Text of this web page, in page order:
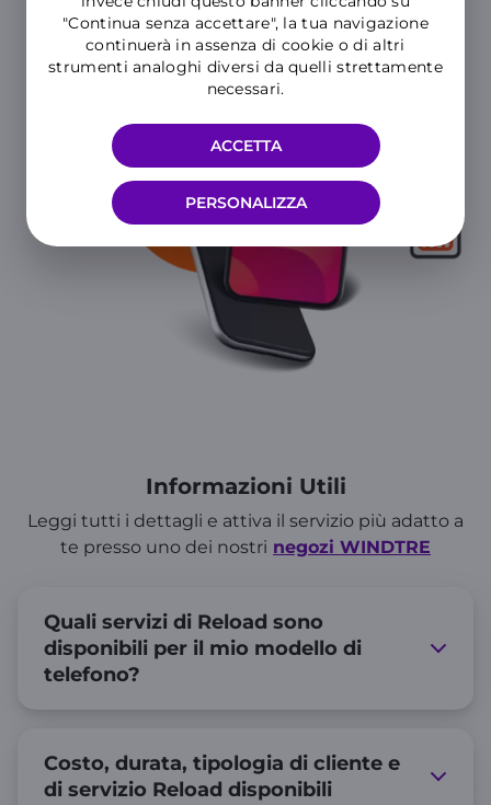
"Continua senza accettare", la tua navigazione
continuerà in assenza di cookie o di altri
strumenti analoghi diversi da quelli strettamente
necessari.
PERSONALIZZA
ACCETTA
Informazioni Utili
Leggi tutti i dettagli e attiva il servizio più adatto a
te presso uno dei nostri negozi WINDTRE
Quali servizi di Reload sono
disponibili per il mio modello di
telefono?
Costo, durata, tipologia di cliente e
di servizio Reload disponibili